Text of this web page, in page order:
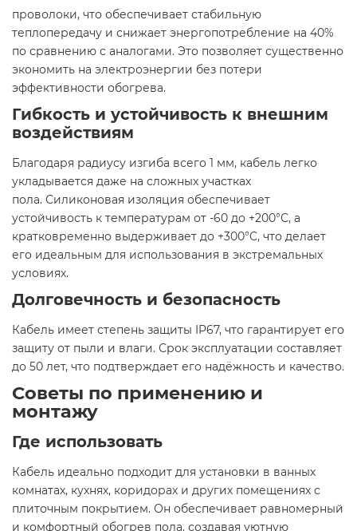
проволоки, что обеспечивает стабильную
теплопередачу и снижает энергопотребление на 40%
по сравнению с аналогами. Это позволяет существенно
экономить на электроэнергии без потери
эффективности обогрева.
Гибкость и устойчивость к внешним
воздействиям
Благодаря радиусу изгиба всего 1 мм, кабель легко
укладывается даже на сложных участках
пола. Силиконовая изоляция обеспечивает
устойчивость к температурам от -60 до +200°C, а
кратковременно выдерживает до +300°C, что делает
его идеальным для использования в экстремальных
условиях.
Долговечность и безопасность
Кабель имеет степень защиты IP67, что гарантирует его
защиту от пыли и влаги. Срок эксплуатации составляет
до 50 лет, что подтверждает его надёжность и качество.
Советы по применению и
монтажу
Где использовать
Кабель идеально подходит для установки в ванных
комнатах, кухнях, коридорах и других помещениях с
плиточным покрытием. Он обеспечивает равномерный
и комфортный обогрев пола, создавая уютную